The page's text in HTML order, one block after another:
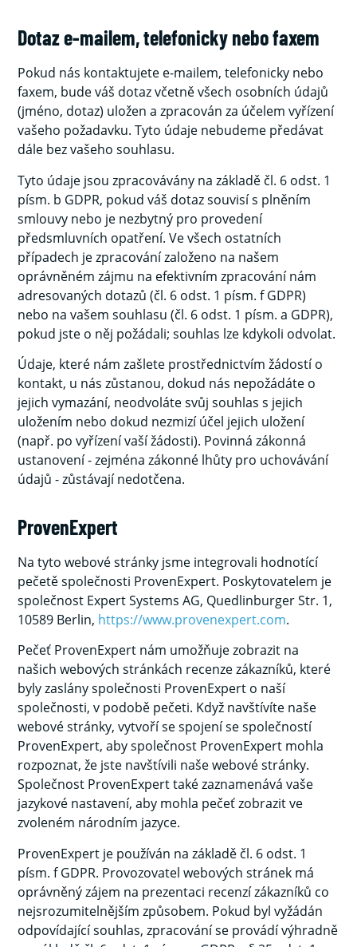
Dotaz e-mailem, telefonicky nebo faxem
Pokud nás kontaktujete e-mailem, telefonicky nebo
faxem, bude váš dotaz včetně všech osobních údajů
(jméno, dotaz) uložen a zpracován za účelem vyřízení
vašeho požadavku. Tyto údaje nebudeme předávat
dále bez vašeho souhlasu.
Tyto údaje jsou zpracovávány na základě čl. 6 odst. 1
písm. b GDPR, pokud váš dotaz souvisí s plněním
smlouvy nebo je nezbytný pro provedení
předsmluvních opatření. Ve všech ostatních
případech je zpracování založeno na našem
oprávněném zájmu na efektivním zpracování nám
adresovaných dotazů (čl. 6 odst. 1 písm. f GDPR)
nebo na vašem souhlasu (čl. 6 odst. 1 písm. a GDPR),
pokud jste o něj požádali; souhlas lze kdykoli odvolat.
Údaje, které nám zašlete prostřednictvím žádostí o
kontakt, u nás zůstanou, dokud nás nepožádáte o
jejich vymazání, neodvoláte svůj souhlas s jejich
uložením nebo dokud nezmizí účel jejich uložení
(např. po vyřízení vaší žádosti). Povinná zákonná
ustanovení - zejména zákonné lhůty pro uchovávání
údajů - zůstávají nedotčena.
ProvenExpert
Na tyto webové stránky jsme integrovali hodnotící
pečetě společnosti ProvenExpert. Poskytovatelem je
společnost Expert Systems AG, Quedlinburger Str. 1,
10589 Berlin, https://www.provenexpert.com.
Pečeť ProvenExpert nám umožňuje zobrazit na
našich webových stránkách recenze zákazníků, které
byly zaslány společnosti ProvenExpert o naší
společnosti, v podobě pečeti. Když navštívíte naše
webové stránky, vytvoří se spojení se společností
ProvenExpert, aby společnost ProvenExpert mohla
rozpoznat, že jste navštívili naše webové stránky.
Společnost ProvenExpert také zaznamenává vaše
jazykové nastavení, aby mohla pečeť zobrazit ve
zvoleném národním jazyce.
ProvenExpert je používán na základě čl. 6 odst. 1
písm. f GDPR. Provozovatel webových stránek má
oprávněný zájem na prezentaci recenzí zákazníků co
nejsrozumitelnějším způsobem. Pokud byl vyžádán
odpovídající souhlas, zpracování se provádí výhradně